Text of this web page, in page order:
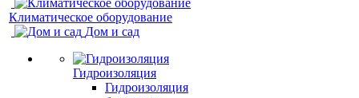
Климатическое оборудование
Дом и сад
Гидроизоляция
Гидроизоляция